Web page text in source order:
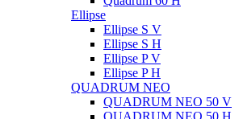
Ellipse
Ellipse S V
Ellipse S H
Ellipse P V
Ellipse P H
QUADRUM NEO
QUADRUM NEO 50 V
QUADRUM NEO 50 H